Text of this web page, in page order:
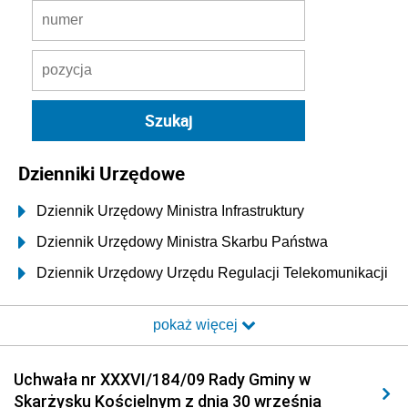
Dzienniki Urzędowe
Dziennik Urzędowy Ministra Infrastruktury
Dziennik Urzędowy Ministra Skarbu Państwa
Dziennik Urzędowy Urzędu Regulacji Telekomunikacji
Dziennik Urzędowy Ministra Transportu i Budownictwa
Elektronicznej
pokaż więcej
Uchwała nr XXXVI/184/09 Rady Gminy w
Skarżysku Kościelnym z dnia 30 września